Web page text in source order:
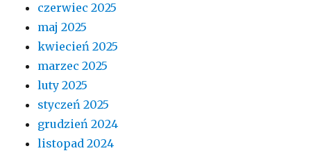
czerwiec 2025
maj 2025
kwiecień 2025
marzec 2025
luty 2025
styczeń 2025
grudzień 2024
listopad 2024